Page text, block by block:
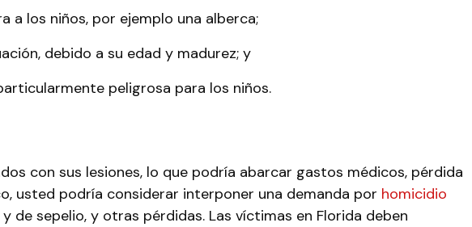
a los niños, por ejemplo una alberca;
debido a su edad y madurez; y
peligrosa para los niños.
con sus lesiones, lo que podría abarcar gastos médicos, pérdida
usted podría considerar interponer una demanda por homicidio
sepelio, y otras pérdidas. Las víctimas en Florida deben